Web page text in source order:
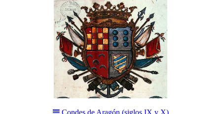
Condes de Aragón (siglos IX y X)